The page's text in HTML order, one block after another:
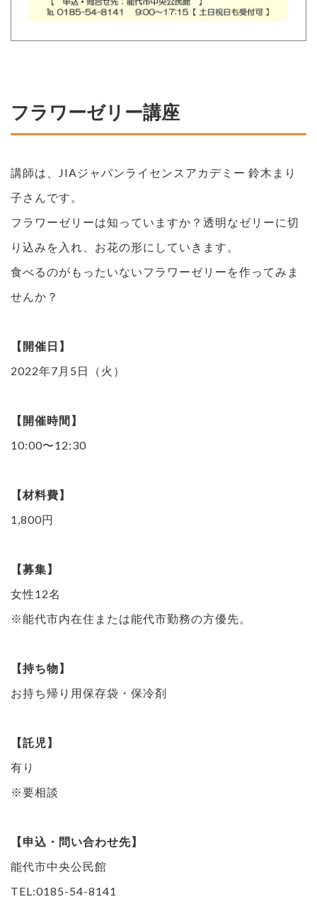
フラワーゼリー講座
講師は、JIAジャパンライセンスアカデミー 鈴木まり
子さんです。
フラワーゼリーは知っていますか？透明なゼリーに切
り込みを入れ、お花の形にしていきます。
食べるのがもったいないフラワーゼリーを作ってみま
せんか？
【開催日】
2022年7月5日（火）
【開催時間】
10:00〜12:30
【材料費】
1,800円
【募集】
女性12名
※能代市内在住または能代市勤務の方優先。
【持ち物】
お持ち帰り用保存袋・保冷剤
【託児】
有り
※要相談
【申込・問い合わせ先】
能代市中央公民館
TEL:0185-54-8141